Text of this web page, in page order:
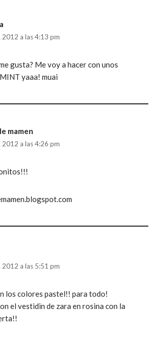
a las 4:13 pm
gusta? Me voy a hacer con unos
yaaa! muai
mamen
a las 4:26 pm
a las 5:51 pm
los colores pastel!! para todo!
el vestidin de zara en rosina con la